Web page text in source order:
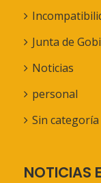
Junta de
Noticias
personal
Sin categoría
NOTICIAS